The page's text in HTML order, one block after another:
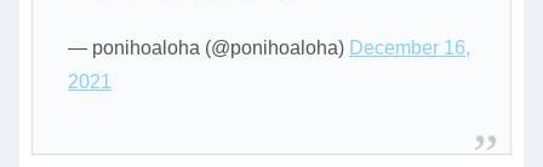
— ponihoaloha (@ponihoaloha) December 16,
2021